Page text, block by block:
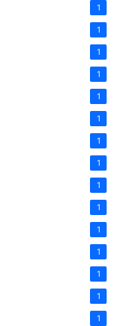
1
1
1
1
1
1
1
1
1
1
1
1
1
1
1